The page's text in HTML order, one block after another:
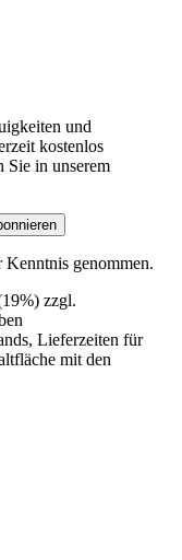
und
kostenlos
Sie in unserem
Kenntnis genommen.
zzgl.
Lieferzeiten für
mit den